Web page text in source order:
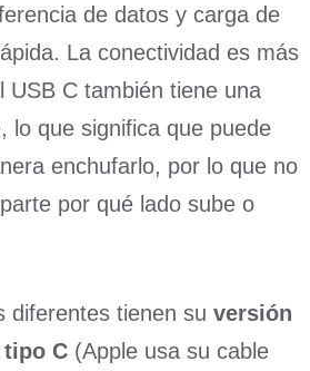
de datos y carga de
La conectividad es más
USB C también tiene una
lo que significa que puede
enchufarlo, por lo que no
por qué lado sube o
diferentes tienen su versión
tipo C (Apple usa su cable